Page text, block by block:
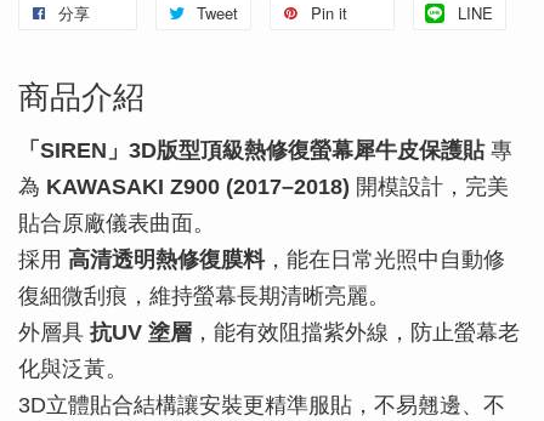
分享 Tweet Pin it LINE
商品介紹
「SIREN」3D版型頂級熱修復螢幕犀牛皮保護貼專
為 KAWASAKI Z900 (2017–2018) 開模設計，完美
貼合原廠儀表曲面。
採用 高清透明熱修復膜料，能在日常光照中自動修
復細微刮痕，維持螢幕長期清晰亮麗。
外層具 抗UV 塗層 ，能有效阻擋紫外線，防止螢幕老
化與泛黃。
3D立體貼合結構讓安裝更精準服貼，不易翹邊、不